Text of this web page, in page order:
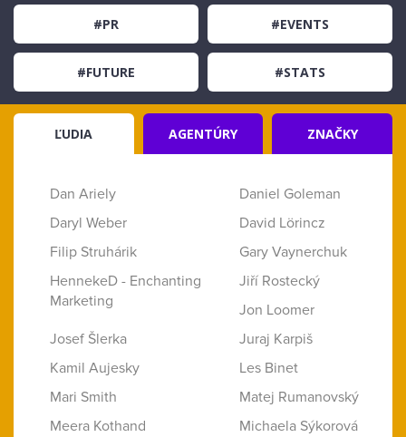
#PR #EVENTS
#FUTURE #STATS
ĽUDIA AGENTÚRY ZNAČKY
Dan Ariely
Daniel Goleman
Daryl Weber
David Lörincz
Filip Struhárik
Gary Vaynerchuk
HennekeD - Enchanting
Marketing
Jiří Rostecký
Jon Loomer
Josef Šlerka
Juraj Karpiš
Kamil Aujesky
Les Binet
Mari Smith
Matej Rumanovský
Meera Kothand
Michaela Sýkorová